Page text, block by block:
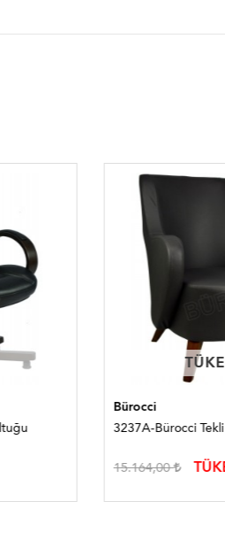
TÜKENDI
TÜKENDI
Bürocci
3237A-Bürocci Tekli Koltuk
15.164,00 TÜKENDİ